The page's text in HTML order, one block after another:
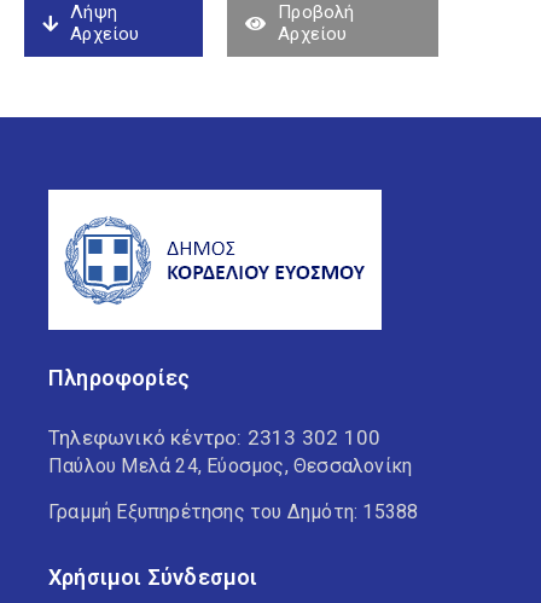
Λήψη
Αρχείου
Προβολή
Αρχείου
Πληροφορίες
Τηλεφωνικό κέντρο: 2313 302 100
Παύλου Μελά 24, Εύοσμος, Θεσσαλονίκη
Γραμμή Εξυπηρέτησης του Δημότη: 15388
Χρήσιμοι Σύνδεσμοι